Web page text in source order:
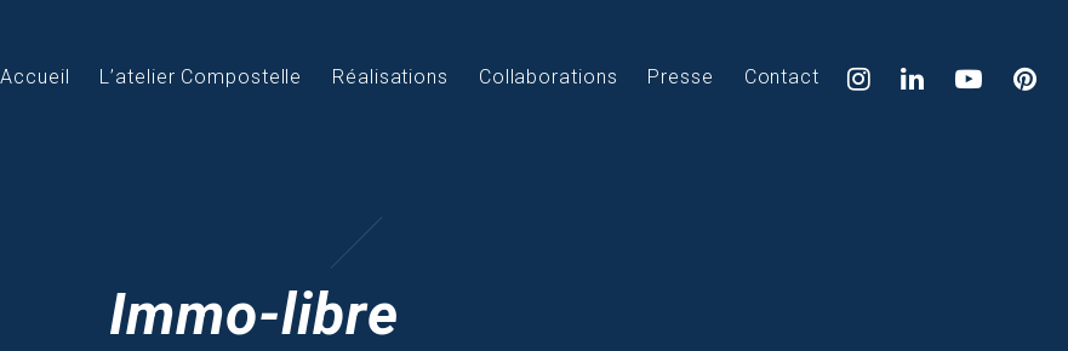
Accueil L’atelier Compostelle Réalisations Collaborations Presse Contact
Immo-libre